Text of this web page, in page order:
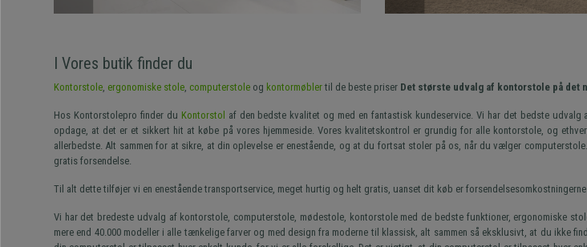
I Vores butik finder du
Kontorstole ergonomiske stole computerstole og kontormøbler til de beste priser Det største udvalg af kontorstole på det
Hos Kontorstolepro finder du Kontorstol af den bedste kvalitet og med en fantastisk kundeservice. Vi har det bedste
opdage, at det er et sikkert hit at købe på vores hjemmeside. Vores kvalitetskontrol er grundig for alle kontorstole, og
allerbedste. Alt sammen for at sikre, at din oplevelse er enestående, og at du fortsat stoler på os, når du vælger
gratis forsendelse.
Til alt dette tilføjer vi en enestående transportservice, meget hurtig og helt gratis, uanset dit køb er
Vi har det bredeste udvalg af kontorstole, computerstole, mødestole, kontorstole med de bedste funktioner, ergonomiske
mere end 40.000 modeller i alle tænkelige farver og med design fra moderne til klassisk, alt sammen så eksklusivt, at du ikke